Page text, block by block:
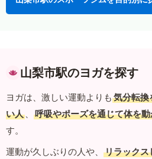
山梨市駅のヨガを探す
ヨガは、激しい運動よりも 気分転換
い人 、 呼吸やポーズを通じて体を
す。
運動が久しぶりの人や、
リラックス